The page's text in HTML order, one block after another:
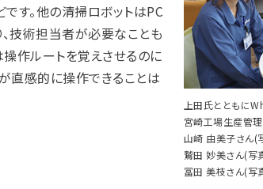
す。他の清掃ロボットはPC
技術担当者が必要なことも
操作ルートを覚えさせるのに
直感的に操作できることは
上田氏とともに
宮崎工場生産管
山崎 由美子さん(
鷲田 妙美さん(写
冨田 美枝さん(写